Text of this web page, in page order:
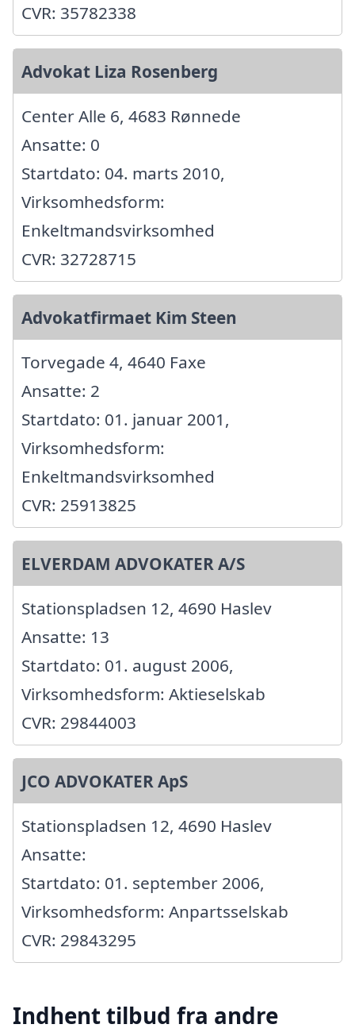
CVR: 35782338
Advokat Liza Rosenberg
Center Alle 6, 4683 Rønnede
Ansatte: 0
Startdato: 04. marts 2010,
Virksomhedsform:
Enkeltmandsvirksomhed
CVR: 32728715
Advokatfirmaet Kim Steen
Torvegade 4, 4640 Faxe
Ansatte: 2
Startdato: 01. januar 2001,
Virksomhedsform:
Enkeltmandsvirksomhed
CVR: 25913825
ELVERDAM ADVOKATER A/S
Stationspladsen 12, 4690 Haslev
Ansatte: 13
Startdato: 01. august 2006,
Virksomhedsform: Aktieselskab
CVR: 29844003
JCO ADVOKATER ApS
Stationspladsen 12, 4690 Haslev
Ansatte:
Startdato: 01. september 2006,
Virksomhedsform: Anpartsselskab
CVR: 29843295
Indhent tilbud fra andre